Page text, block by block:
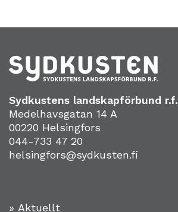
Sydkustens landskapförbund r.f.
Medelhavsgatan 14 A
00220 Helsingfors
044-733 47 20
helsingfors@sydkusten.fi
» Aktuellt